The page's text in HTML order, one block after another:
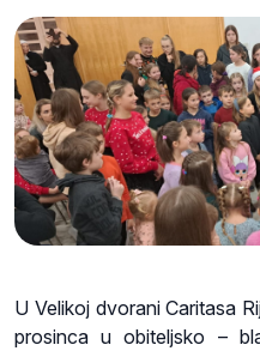
U Velikoj dvorani Caritasa
prosinca u obiteljsko –